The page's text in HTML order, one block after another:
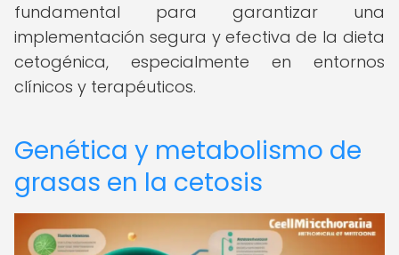
fundamental para garantizar una
implementación segura y efectiva de la dieta
cetogénica, especialmente en entornos
clínicos y terapéuticos.
Genética y metabolismo de
grasas en la cetosis